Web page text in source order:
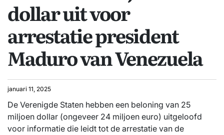
dollar uit voor
arrestatie president
Maduro van Venezuela
januari 11, 2025
De Verenigde Staten hebben een beloning van 25
miljoen dollar (ongeveer 24 miljoen euro) uitgeloofd
voor informatie die leidt tot de arrestatie van de